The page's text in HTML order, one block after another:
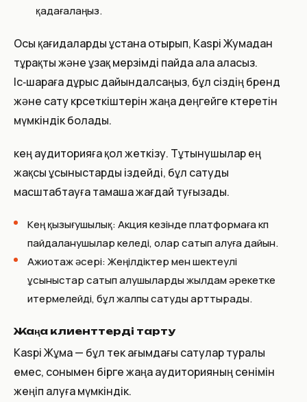
қадағалаңыз.
Осы қағидаларды ұстана отырып, Kaspi Жумадан
тұрақты және ұзақ мерзімді пайда ала аласыз.
Іс‑шараға дұрыс дайындалсаңыз, бұл сіздің бренд
және сату көрсеткіштерін жаңа деңгейге көтеретін
мүмкіндік болады.
кең аудиторияға қол жеткізу. Тұтынушылар ең
жақсы ұсыныстарды іздейді, бұл сатуды
масштабтауға тамаша жағдай туғызады.
Кең қызығушылық: Акция кезінде платформаға көп
пайдаланушылар келеді, олар сатып алуға дайын.
Ажиотаж әсері: Жеңілдіктер мен шектеулі
ұсыныстар сатып алушыларды жылдам әрекетке
итермелейді, бұл жалпы сатуды арттырады.
Жаңа клиенттерді тарту
Kaspi Жұма — бұл тек ағымдағы сатулар туралы
емес, сонымен бірге жаңа аудиторияның сенімін
жеңіп алуға мүмкіндік.